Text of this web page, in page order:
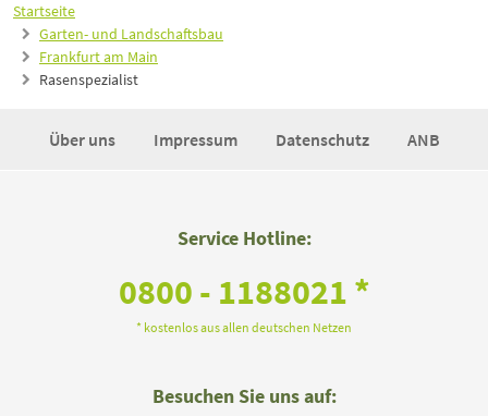
Startseite
Garten- und Landschaftsbau
Frankfurt am Main
Rasenspezialist
Über uns Impressum Datenschutz ANB
Service Hotline:
0800 - 1188021 *
* kostenlos aus allen deutschen Netzen
Besuchen Sie uns auf: